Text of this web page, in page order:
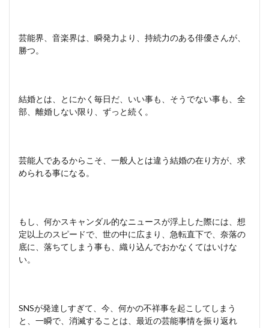
芸能界、音楽界は、瞬発力より、持続力のある俳優さんが、
勝つ。
結婚とは、とにかく毎日だ、いい事も、そうでない事も、全
部、離婚しない限り、ずっと続く。
芸能人であるからこそ、一般人とは違う結婚の在り方が、求
められる事になる。
もし、何かスキャンダル的なニュースが浮上した際には、想
定以上のスピードで、世の中に広まり、急転直下で、奈落の
底に、落ちてしまう事も、織り込んでおかなくてはいけな
い。
SNSが発達しすぎて、今、何かの不祥事を起こしてしまう
と、一瞬で、消滅することは、最近の芸能事情を振り返れ